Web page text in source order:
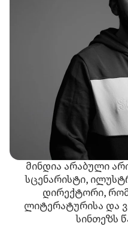
მინდია არაბული
სცენარისტი,
დირექტორი,
ლიტერატურისა და
სინთეზს